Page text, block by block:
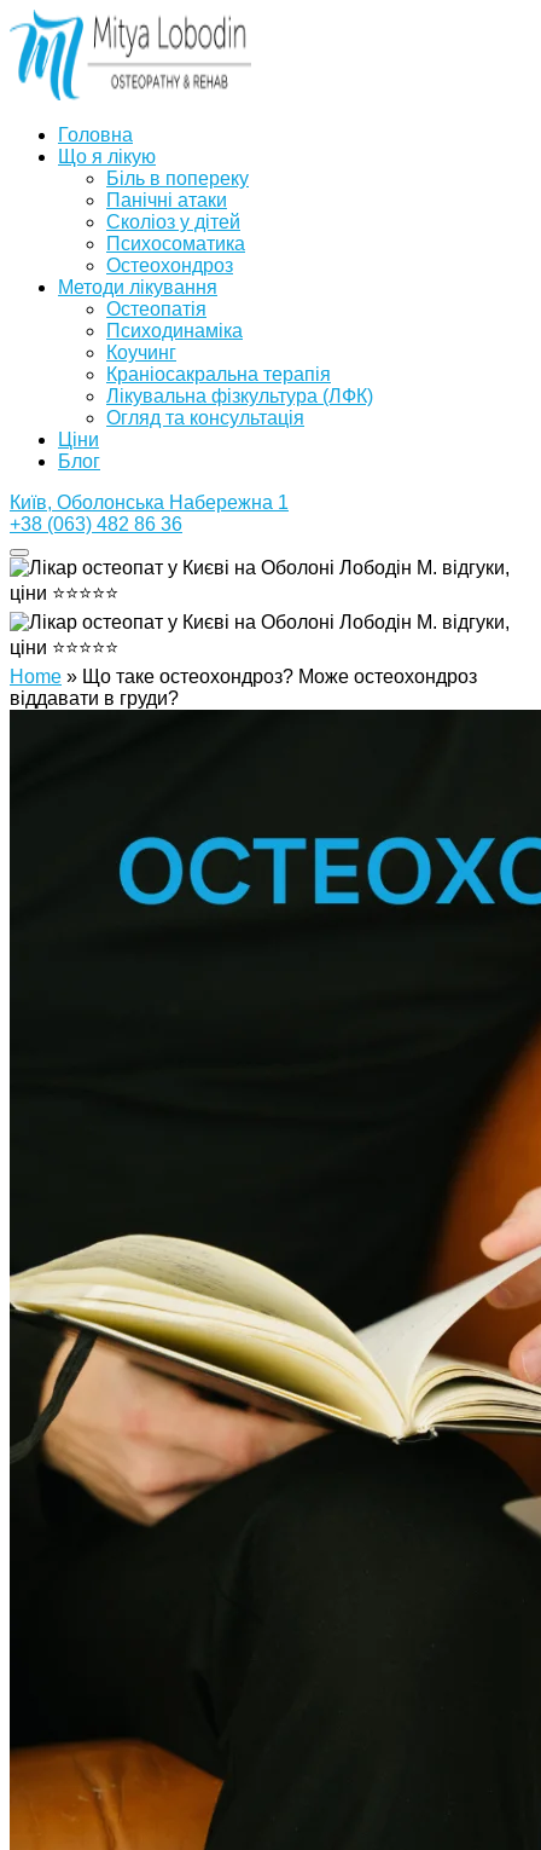
Головна
Що я лікую
Біль в попереку
Панічні атаки
Сколіоз у дітей
Психосоматика
Остеохондроз
Методи лікування
Остеопатія
Психодинаміка
Коучинг
Краніосакральна терапія
Лікувальна фізкультура (ЛФК)
Огляд та консультація
Ціни
Блог
Київ, Оболонська Набережна 1
+38 (063) 482 86 36
Home » Що таке остеохондроз? Може остеохондроз
віддавати в груди?